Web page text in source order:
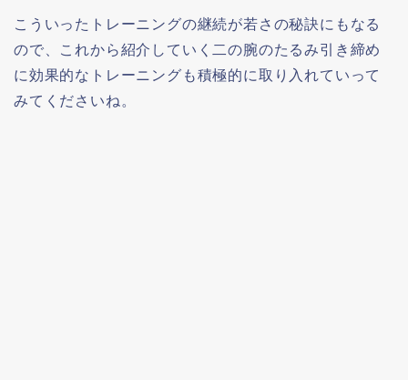
こういったトレーニングの継続が若さの秘訣にもなる
ので、これから紹介していく二の腕のたるみ引き締め
に効果的なトレーニングも積極的に取り入れていって
みてくださいね。